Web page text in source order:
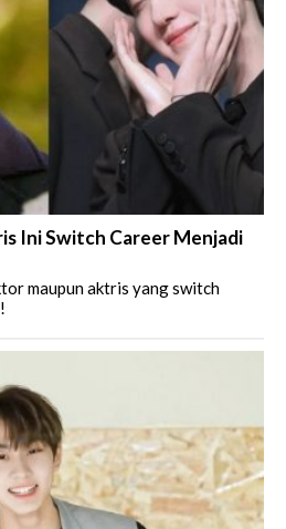
Ini Switch Career Menjadi
maupun aktris yang switch